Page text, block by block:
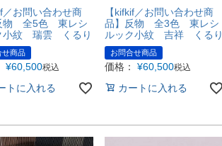
／お問い合わせ商
物 全5色 東レシ
小紋 瑞雲 くるり
せ商品
¥60,500税込
トに入れる
【kifkif／お問い合わせ商
品】反物 全3色 東レシ
ルック小紋 吉祥 くるり
お問合せ商品
価格： ¥60,500税込
カートに入れる